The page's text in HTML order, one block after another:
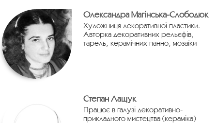
Олександра Магінська-Слободюк
Художниця декоративної пластики.
Авторка декоративних рельєфів,
тарель, керамічних панно, мозаїки
Степан Лащук
Працює в галузі декоративно-
прикладного мистецтва (кераміка)